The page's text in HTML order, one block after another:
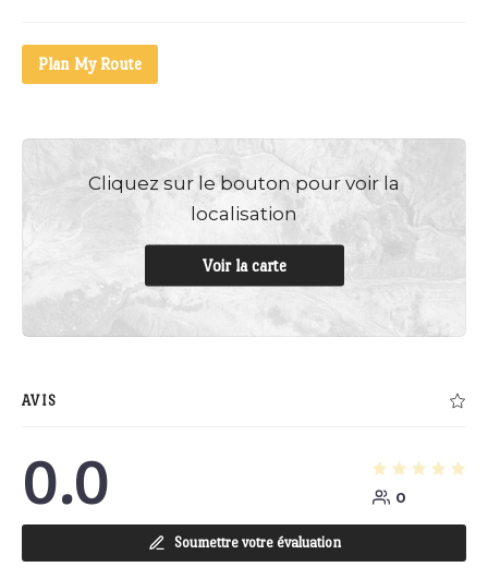
Plan My Route
Cliquez sur le bouton pour voir la
localisation
Voir la carte
AVIS
0.0 0
Soumettre votre évaluation